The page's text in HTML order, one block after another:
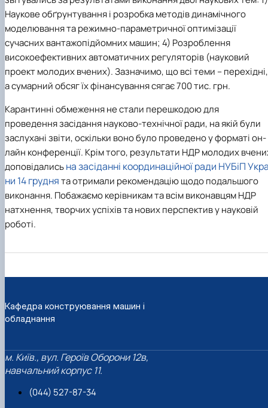
Наукове обґрунтування і розробка методів динамічного
моделювання та режимно-параметричної оптимізації
сучасних вантажопідйомних машин; 4) Розроблення
високоефективних автоматичних регуляторів (науковий
проект молодих вчених). Зазначимо, що всі теми – перехідні,
а сумарний обсяг їх фінансування сягає 700 тис. грн.
Карантинні обмеження не стали перешкодою для
проведення засідання науково-технічної ради, на якій були
заслухані звіти, оскільки воно було проведено у форматі он-
лайн конференції. Крім того, результати НДР молодих
доповідалисьна засіданні координаційної ради НУБіП
ни 14 груднята отримали рекомендацію щодо подальшого
виконання. Побажаємо керівникам та всім виконавцям НДР
натхнення, творчих успіхів та нових перспектив у науковій
роботі.
Кафедра конструювання машин і
обладнання
м. Київ., вул. Героїв Оборони 12в,
навчальний корпус 11.
(044) 527-87-34